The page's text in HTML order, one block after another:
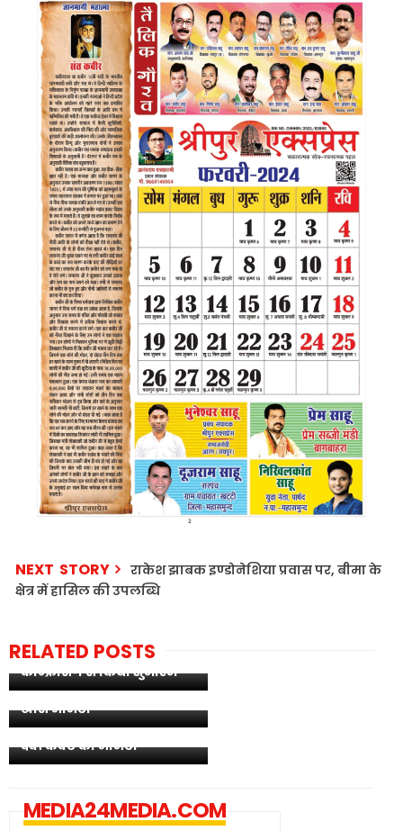
NEXT STORY
राकेश झाबक इण्डोनेशिया प्रवास पर, बीमा के
क्षेत्र में हासिल की उपलब्धि
RELATED POSTS
हरी झंडी: पीएम मोदी ने वीडियो
कॉन्फ्रेंसिंग से किया शुभारंभ
CM साय ने PM मोदी को भेंट
किया बिलासा देवी केवट का
खास मोमेंटो
पहचान और महिला
मुख्यमंत्री साय ने प्रधानमंत्री
मोदी को भेंट किया बिलासा
देवी केवट का मोमेंटो
MEDIA24MEDIA.COM